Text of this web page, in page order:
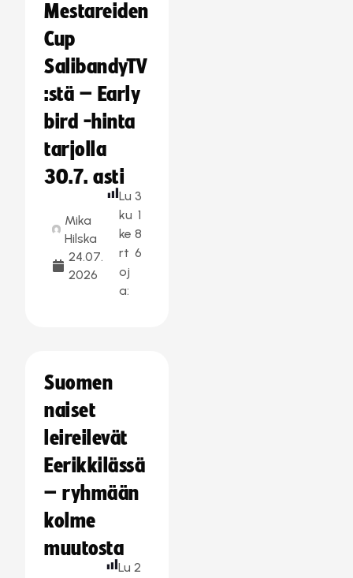
Mestareiden
Cup
SalibandyTV
:stä – Early
bird -hinta
tarjolla
30.7. asti
Mika
Hilska
24.07.
2026
Lu
ku
ke
rt
oj
a:
3
1
8
6
Suomen
naiset
leireilevät
Eerikkilässä
– ryhmään
kolme
muutosta
Lu 2